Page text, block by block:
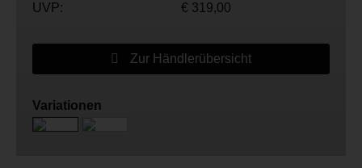
UVP: € 319,00
Zur Händlerübersicht
Variationen